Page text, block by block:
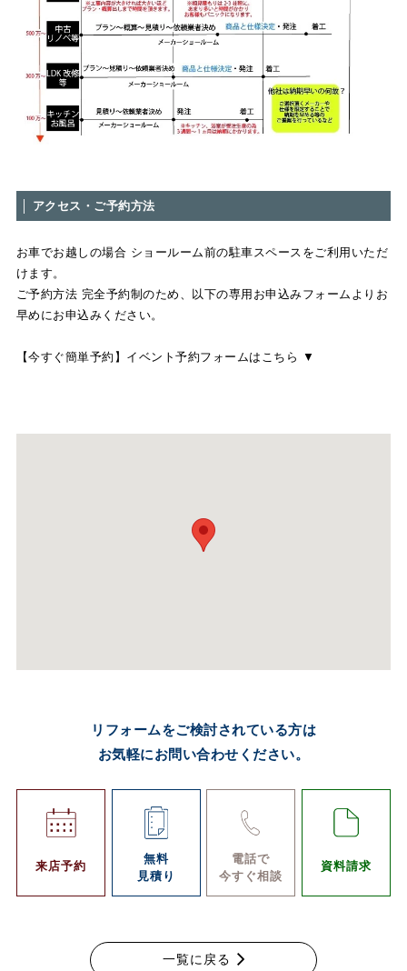
│ アクセス・ご予約方法
お車でお越しの場合 ショールーム前の駐車スペースをご利用いただ
けます。
ご予約方法 完全予約制のため、以下の専用お申込みフォームよりお
早めにお申込みください。
【今すぐ簡単予約】イベント予約フォームはこちら ▼
リフォームをご検討されている方は
お気軽にお問い合わせください。
来店予約
無料
見積り
電話で
今すぐ相談
資料請求
一覧に戻る